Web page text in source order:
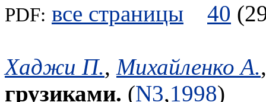
PDF: все страницы 40
Хаджи П., Михайленко А.
грузиками. (N3,1998)